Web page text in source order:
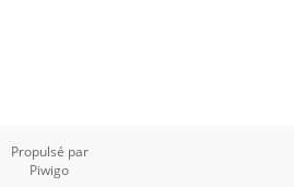
Propulsé par
Piwigo